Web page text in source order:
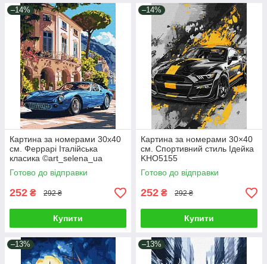
–14%
Картина за номерами 30х40
см. Феррарі Італійська
класика ©art_selena_ua
Ідейка. KHO6366
Готово до відправки
252 ₴ 292 ₴
Купити
–14%
Картина за номерами 30×40
см. Спортивний стиль Ідейка
KHO5155
Готово до відправки
252 ₴ 292 ₴
Купити
–13% –13%